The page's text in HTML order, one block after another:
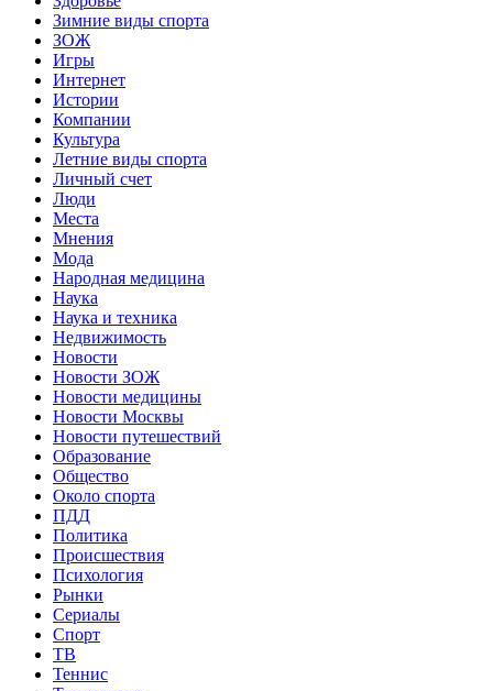
Зимние виды спорта
ЗОЖ
Игры
Интернет
Истории
Компании
Культура
Летние виды спорта
Личный счет
Люди
Места
Мнения
Мода
Народная медицина
Наука
Наука и техника
Недвижимость
Новости
Новости ЗОЖ
Новости медицины
Новости Москвы
Новости путешествий
Образование
Общество
Около спорта
ПДД
Политика
Происшествия
Психология
Рынки
Сериалы
Спорт
ТВ
Теннис